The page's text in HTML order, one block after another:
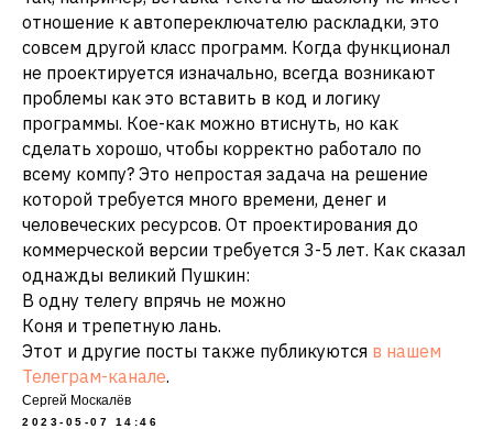
отношение к автопереключателю раскладки, это
совсем другой класс программ. Когда функционал
не проектируется изначально, всегда возникают
проблемы как это вставить в код и логику
программы. Кое-как можно втиснуть, но как
сделать хорошо, чтобы корректно работало по
всему компу? Это непростая задача на решение
которой требуется много времени, денег и
человеческих ресурсов. От проектирования до
коммерческой версии требуется 3-5 лет. Как сказал
однажды великий Пушкин:
В одну телегу впрячь не можно
Коня и трепетную лань.
Этот и другие посты также публикуются в нашем
Телеграм-канале.
Сергей Москалёв
2023-05-07 14:46